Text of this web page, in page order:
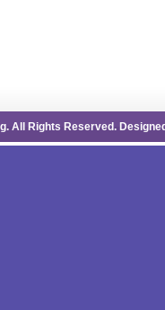
All Rights Reserved.